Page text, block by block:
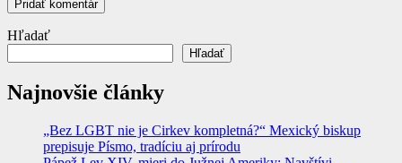
Hľadať
Hľadať
Najnovšie články
„Bez LGBT nie je Cirkev kompletná?“ Mexický biskup
prepisuje Písmo, tradíciu aj prírodu